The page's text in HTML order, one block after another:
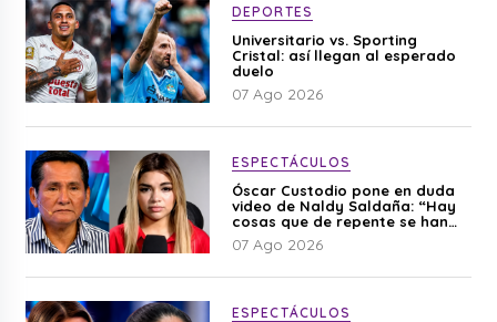
DEPORTES
Universitario vs. Sporting
Cristal: así llegan al esperado
duelo
07 Ago 2026
ESPECTÁCULOS
Óscar Custodio pone en duda
video de Naldy Saldaña: “Hay
cosas que de repente se han
editado”
07 Ago 2026
ESPECTÁCULOS